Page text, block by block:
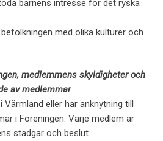
barnens intresse för det ryska
med olika kulturer och
medlemmens skyldigheter och
av medlemmar
eller har anknytning till
i Föreningen. Varje medlem är
stadgar och beslut.